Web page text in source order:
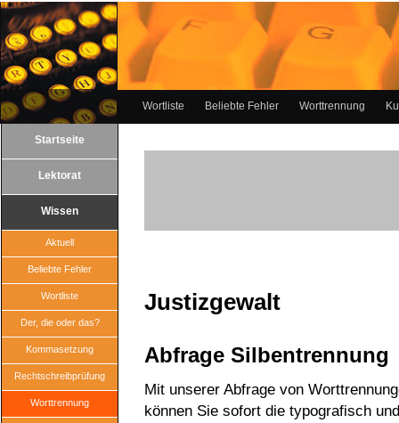
Wortliste Beliebte Fehler Worttrennung
Startseite
Lektorat
Wissen
Aktuell
Beliebte Fehler
Wortliste
Der, die oder das?
Kommasetzung
Rechtschreibprüfung
Worttrennung
Justizgewalt
Abfrage Silbentrennung
Mit unserer Abfrage von
können Sie sofort die typografisch